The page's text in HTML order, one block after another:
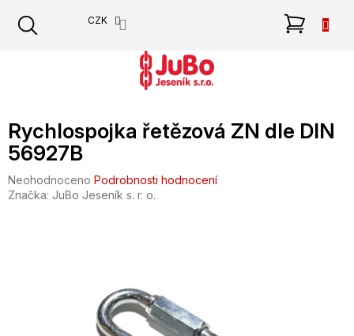
obsah
CZK
Rychlospojka řetězová ZN dle DIN
56927B
Průměrné
hodnocení
Neohodnoceno Podrobnosti hodnocení
Značka: JuBo Jeseník s. r. o.